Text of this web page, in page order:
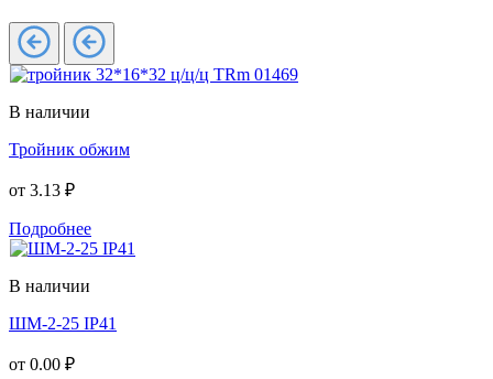
В наличии
Тройник обжим
от 3.13 ₽
Подробнее
В наличии
ШМ-2-25 IP41
от 0.00 ₽